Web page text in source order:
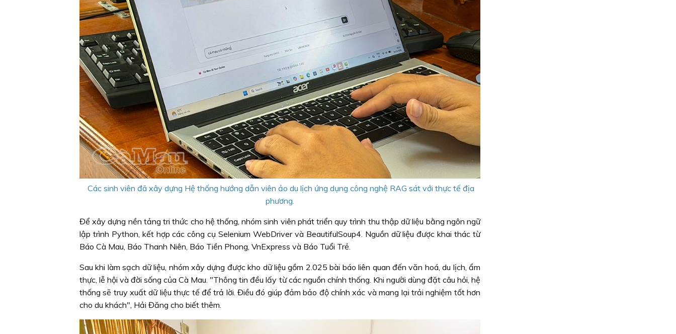
Các sinh viên đã xây dựng Hệ thống hướng dẫn viên ảo du lịch ứng dụng công nghệ RAG sát với thực tế địa
phương.
Để xây dựng nền tảng tri thức cho hệ thống, nhóm sinh viên phát triển quy trình thu thập dữ liệu bằng ngôn ngữ
lập trình Python, kết hợp các công cụ Selenium WebDriver và BeautifulSoup4. Nguồn dữ liệu được khai thác từ
Báo Cà Mau, Báo Thanh Niên, Báo Tiền Phong, VnExpress và Báo Tuổi Trẻ.
Sau khi làm sạch dữ liệu, nhóm xây dựng được kho dữ liệu gồm 2.025 bài báo liên quan đến văn hoá, du lịch, ẩm
thực, lễ hội và đời sống của Cà Mau. "Thông tin đều lấy từ các nguồn chính thống. Khi người dùng đặt câu hỏi, hệ
thống sẽ truy xuất dữ liệu thực tế để trả lời. Điều đó giúp đảm bảo độ chính xác và mang lại trải nghiệm tốt hơn
cho du khách", Hải Đăng cho biết thêm.